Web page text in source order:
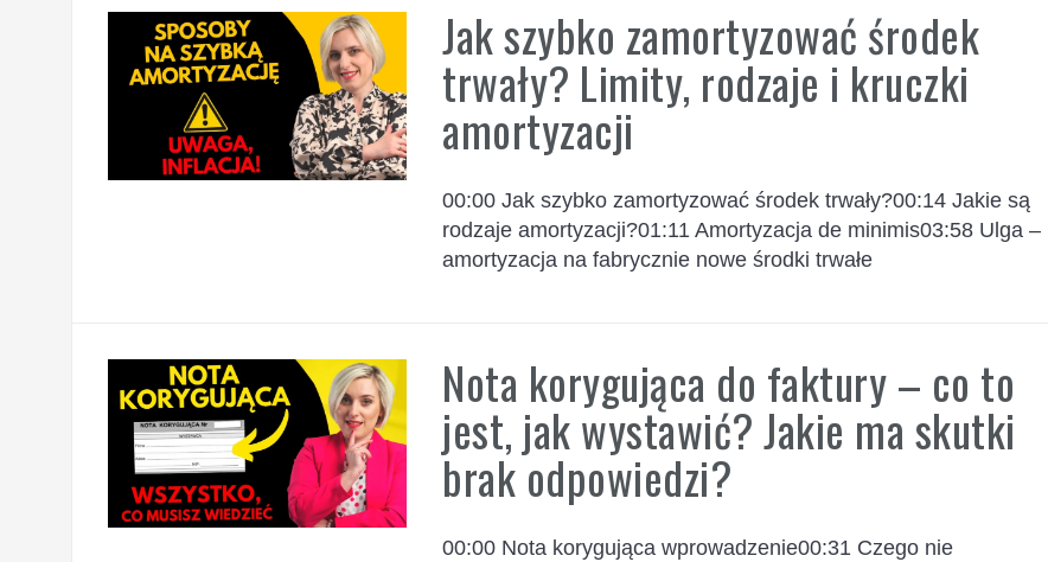
Jak szybko zamortyzować środek
trwały? Limity, rodzaje i kruczki
amortyzacji
00:00 Jak szybko zamortyzować środek trwały?00:14 Jakie są
rodzaje amortyzacji?01:11 Amortyzacja de minimis03:58 Ulga –
amortyzacja na fabrycznie nowe środki trwałe
Nota korygująca do faktury – co to
jest, jak wystawić? Jakie ma skutki
brak odpowiedzi?
00:00 Nota korygująca wprowadzenie00:31 Czego nie